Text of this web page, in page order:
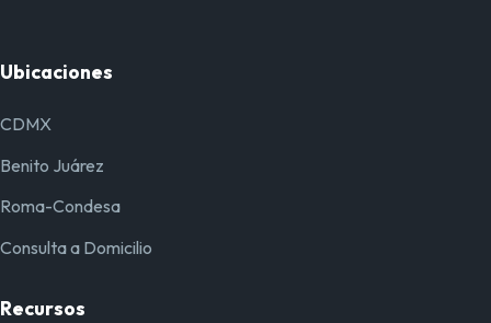
Ubicaciones
CDMX
Benito Juárez
Roma-Condesa
Consulta a Domicilio
Recursos